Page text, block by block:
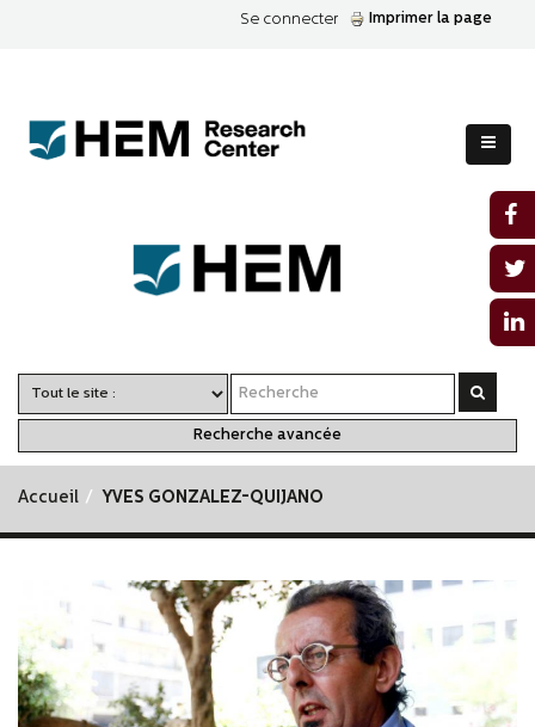
Se connecter Imprimer la page
Recherche avancée
Accueil YVES GONZALEZ-QUIJANO